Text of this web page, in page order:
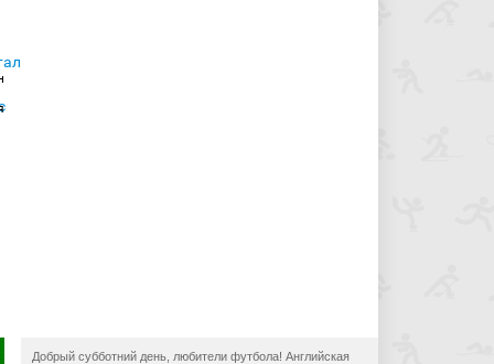
Добрый субботний день, любители футбола! Английская